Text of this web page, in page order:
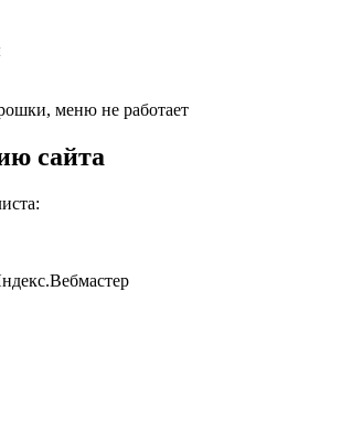
меню не работает
сайта